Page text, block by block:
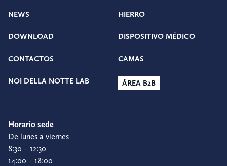
NEWS
DOWNLOAD
CONTACTOS
NOI DELLA NOTTE LAB
HIERRO
DISPOSITIVO MÉDICO
CAMAS
ÁREA B2B
Horario sede
De lunes a viernes
8:30 – 12:30
14:00 – 18:00